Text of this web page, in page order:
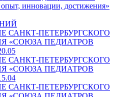
опыт, инновации, достижения»
САНКТ-ПЕТЕРБУРГСКОГО
«СОЮЗА ПЕДИАТРОВ
САНКТ-ПЕТЕРБУРГСКОГО
«СОЮЗА ПЕДИАТРОВ
САНКТ-ПЕТЕРБУРГСКОГО